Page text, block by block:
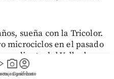
photo_camera
gráficos
account_circle
Suscríbete
sueña con la Tricolor.
microciclos en el pasado
del Valle de
mayor proyección en